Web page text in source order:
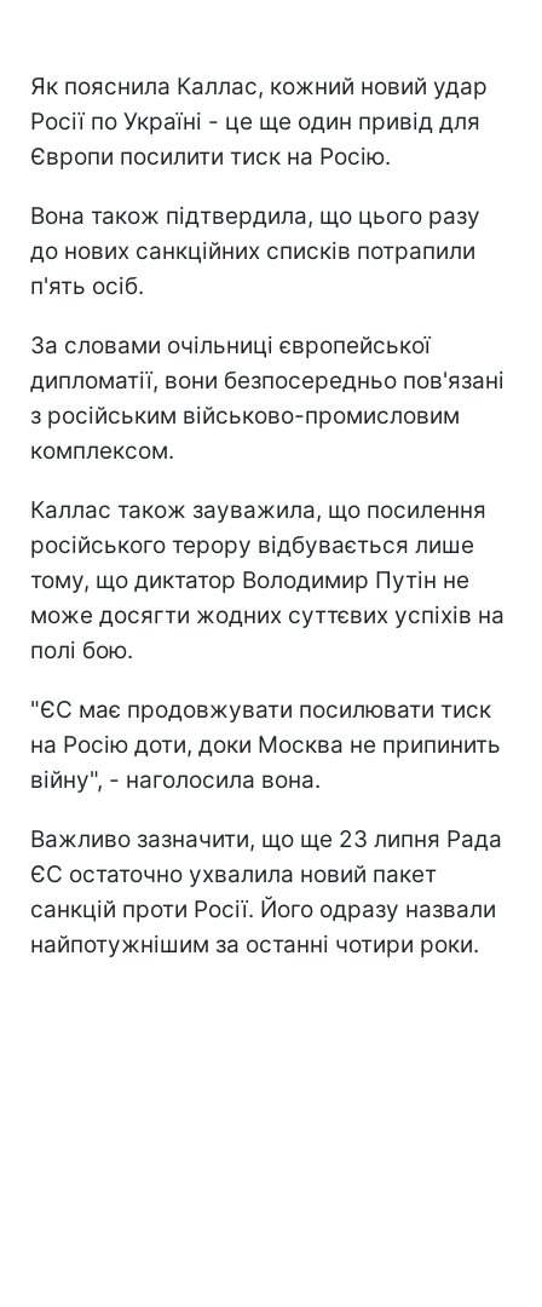
Як пояснила Каллас, кожний новий удар
Росії по Україні - це ще один привід для
Європи посилити тиск на Росію.
Вона також підтвердила, що цього разу
до нових санкційних списків потрапили
п'ять осіб.
За словами очільниці європейської
дипломатії, вони безпосередньо пов'язані
з російським військово-промисловим
комплексом.
Каллас також зауважила, що посилення
російського терору відбувається лише
тому, що диктатор Володимир Путін не
може досягти жодних суттєвих успіхів на
полі бою.
"ЄС має продовжувати посилювати тиск
на Росію доти, доки Москва не припинить
війну", - наголосила вона.
Важливо зазначити, що ще 23 липня Рада
ЄС остаточно ухвалила новий пакет
санкцій проти Росії. Його одразу назвали
найпотужнішим за останні чотири роки.